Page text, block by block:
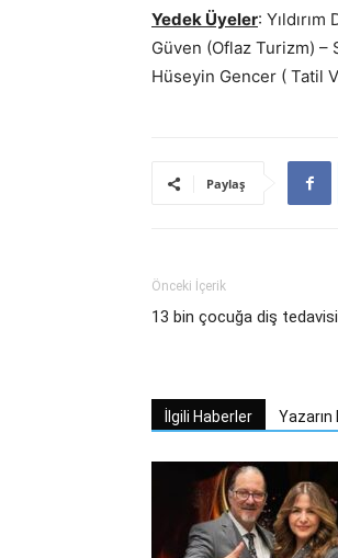
Yedek Üyeler:
Güven (Oflaz Turizm) –
Hüseyin Gencer ( Tatil
Paylaş
Önceki İçerik
13 bin çocuğa diş tedavisi
İlgili Haberler Yazarın